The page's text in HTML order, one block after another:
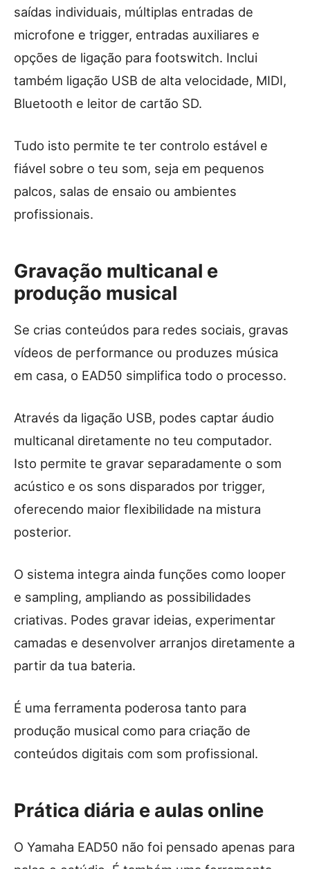
saídas individuais, múltiplas entradas de
microfone e trigger, entradas auxiliares e
opções de ligação para footswitch. Inclui
também ligação USB de alta velocidade, MIDI,
Bluetooth e leitor de cartão SD.
Tudo isto permite te ter controlo estável e
fiável sobre o teu som, seja em pequenos
palcos, salas de ensaio ou ambientes
profissionais.
Gravação multicanal e
produção musical
Se crias conteúdos para redes sociais, gravas
vídeos de performance ou produzes música
em casa, o EAD50 simplifica todo o processo.
Através da ligação USB, podes captar áudio
multicanal diretamente no teu computador.
Isto permite te gravar separadamente o som
acústico e os sons disparados por trigger,
oferecendo maior flexibilidade na mistura
posterior.
O sistema integra ainda funções como looper
e sampling, ampliando as possibilidades
criativas. Podes gravar ideias, experimentar
camadas e desenvolver arranjos diretamente a
partir da tua bateria.
É uma ferramenta poderosa tanto para
produção musical como para criação de
conteúdos digitais com som profissional.
Prática diária e aulas online
O Yamaha EAD50 não foi pensado apenas para